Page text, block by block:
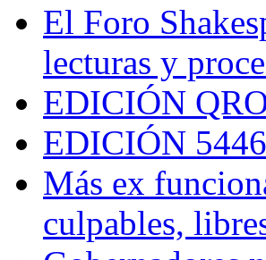
El Foro
lecturas y
EDICIÓN
EDICIÓN 5446
Más ex
culpables,